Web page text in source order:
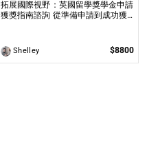
拓展國際視野：英國留學獎學金申請
獲獎指南諮詢 從準備申請到成功獲
Shelley $8800